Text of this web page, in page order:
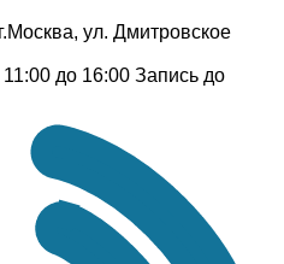
г.Москва, ул. Дмитровское
до 16:00 Запись до